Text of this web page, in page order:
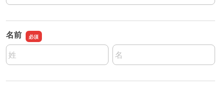
名前
名前の姓
名前の名